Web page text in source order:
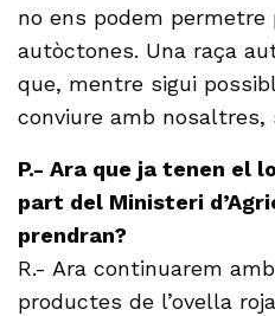
no ens podem permetre
autòctones. Una raça
que, mentre sigui
conviure amb nosaltres,
P.- Ara que ja tenen el
part del Ministeri
prendran?
R.- Ara continuarem
productes de l’ovella